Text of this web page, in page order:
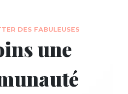
DES FABULEUSES
une